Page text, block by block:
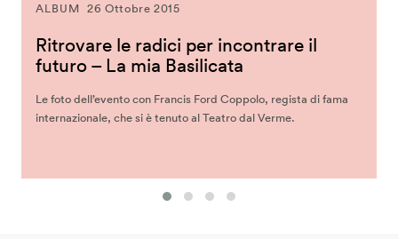
ALBUM 26 Ottobre 2015
Ritrovare le radici per incontrare il
futuro – La mia Basilicata
Le foto dell’evento con Francis Ford Coppolo, regista di fama
internazionale, che si è tenuto al Teatro dal Verme.